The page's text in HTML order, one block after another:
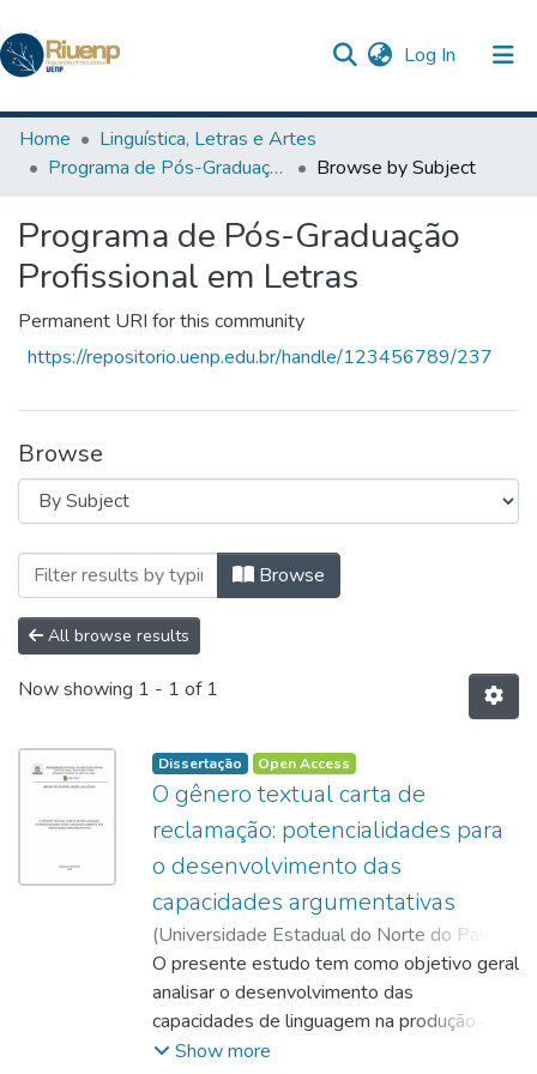
Log In (current)
Communities & Collections
Browse DSpace
The Repository
Home
Linguística, Letras e Artes
Programa de Pós-Graduação Profissional em Letras
Browse by Subject
Programa de Pós-Graduação
Profissional em Letras
Permanent URI for this community
https://repositorio.uenp.edu.br/handle/123456789/237
Browse
Browsing Programa de Pós-Graduação
Browse
All browse results
Now showing 1 - 1 of 1
Dissertação Open Access
O gênero textual carta de
reclamação: potencialidades para
o desenvolvimento das
capacidades argumentativas
(Universidade Estadual do Norte do Paraná,
2020)Malaghini, Miriam de Oliveira Helbel;
Rios-Registro, Eliane Segati;
http://lattes.cnpq.br/3970408002040368
Rios-Registro, Eliane Segati
O presente estudo tem como objetivo geral
analisar o desenvolvimento das
capacidades de linguagem na produção do
gênero textual carta de reclamação, dos
Show more